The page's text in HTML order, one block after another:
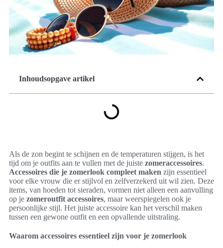
Inhoudsopgave artikel
Als de zon begint te schijnen en de temperaturen stijgen, is het
tijd om je outfits aan te vullen met de juiste zomeraccessoires.
Accessoires die je zomerlook compleet maken zijn essentieel
voor elke vrouw die er stijlvol en zelfverzekerd uit wil zien. Deze
items, van hoeden tot sieraden, vormen niet alleen een aanvulling
op je zomeroutfit accessoires, maar weerspiegelen ook je
persoonlijke stijl. Het juiste accessoire kan het verschil maken
tussen een gewone outfit en een opvallende uitstraling.
Waarom accessoires essentieel zijn voor je zomerlook